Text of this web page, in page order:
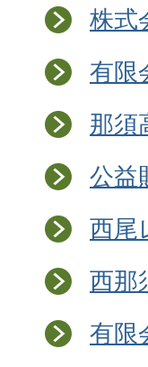
株式
有限
那須
公益
西尾
西那
有限